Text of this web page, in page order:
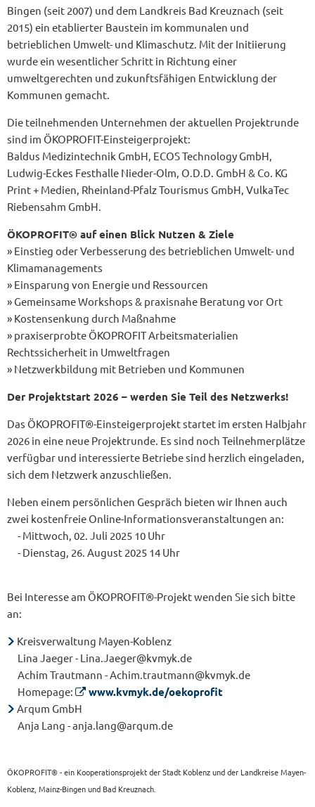
Bingen (seit 2007) und dem Landkreis Bad Kreuznach (seit
2015) ein etablierter Baustein im kommunalen und
betrieblichen Umwelt- und Klimaschutz. Mit der Initiierung
wurde ein wesentlicher Schritt in Richtung einer
umweltgerechten und zukunftsfähigen Entwicklung der
Kommunen gemacht.
Die teilnehmenden Unternehmen der aktuellen Projektrunde
sind im ÖKOPROFIT-Einsteigerprojekt:
Baldus Medizintechnik GmbH, ECOS Technology GmbH,
Ludwig-Eckes Festhalle Nieder-Olm, O.D.D. GmbH & Co. KG
Print + Medien, Rheinland-Pfalz Tourismus GmbH, VulkaTec
Riebensahm GmbH.
ÖKOPROFIT® auf einen Blick Nutzen & Ziele
» Einstieg oder Verbesserung des betrieblichen Umwelt- und
Klimamanagements
» Einsparung von Energie und Ressourcen
» Gemeinsame Workshops & praxisnahe Beratung vor Ort
» Kostensenkung durch Maßnahme
» praxiserprobte ÖKOPROFIT Arbeitsmaterialien
Rechtssicherheit in Umweltfragen
» Netzwerkbildung mit Betrieben und Kommunen
Der Projektstart 2026 – werden Sie Teil des Netzwerks!
Das ÖKOPROFIT®-Einsteigerprojekt startet im ersten Halbjahr
2026 in eine neue Projektrunde. Es sind noch Teilnehmerplätze
verfügbar und interessierte Betriebe sind herzlich eingeladen,
sich dem Netzwerk anzuschließen.
Neben einem persönlichen Gespräch bieten wir Ihnen auch
zwei kostenfreie Online-Informationsveranstaltungen an:
- Mittwoch, 02. Juli 2025 10 Uhr
- Dienstag, 26. August 2025 14 Uhr
Bei Interesse am ÖKOPROFIT®-Projekt wenden Sie sich bitte
an:
Kreisverwaltung Mayen-Koblenz
Lina Jaeger - Lina.Jaeger@kvmyk.de
Achim Trautmann - Achim.trautmann@kvmyk.de
Homepage:
www.kvmyk.de/oekoprofit
Arqum GmbH
Anja Lang - anja.lang@arqum.de
ÖKOPROFIT® - ein Kooperationsprojekt der Stadt Koblenz und der Landkreise Mayen-
Koblenz, Mainz-Bingen und Bad Kreuznach.